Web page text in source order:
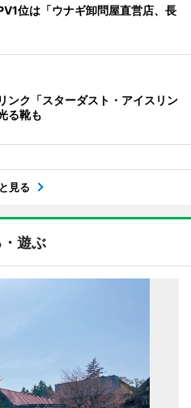
位は「ウナギ卸問屋直営店、長
ンク「スターダスト・アイスリン
る靴も
見る
・遊ぶ